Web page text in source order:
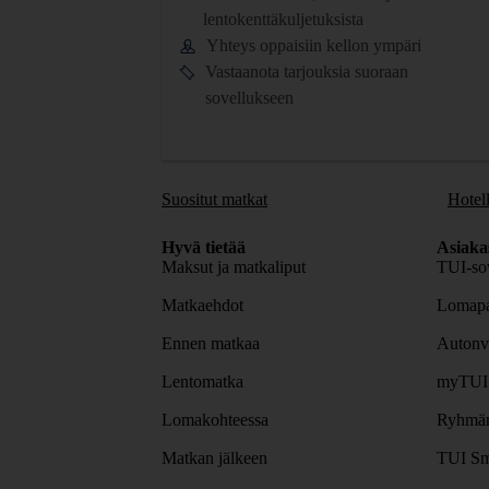
lentokenttäkuljetuksista
Yhteys oppaisiin kellon ympäri
Vastaanota tarjouksia suoraan
sovellukseen
Suositut matkat
Hyvä tietää
Maksut ja matkaliput
Matkaehdot
Ennen matkaa
Lentomatka
Lomakohteessa
Matkan jälkeen
TUI-
myTUI
TUI